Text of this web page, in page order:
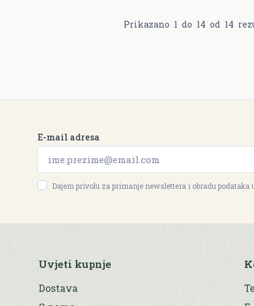
Prikazano 1 do 14 od 14
E-mail adresa
Dajem privolu za primanje newslettera i obradu podataka
Uvjeti kupnje
Dostava